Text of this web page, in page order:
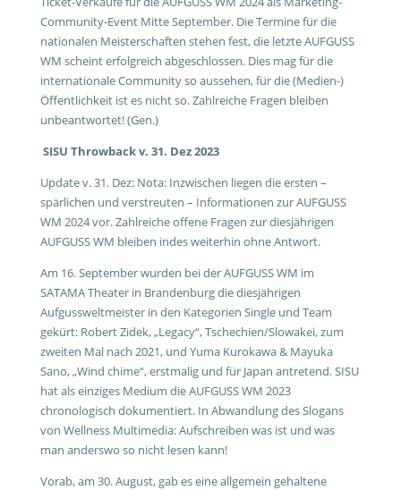
Community-Event Mitte September. Die Termine für die
nationalen Meisterschaften stehen fest, die letzte AUFGUSS
WM scheint erfolgreich abgeschlossen. Dies mag für die
internationale Community so aussehen, für die (Medien-)
Öffentlichkeit ist es nicht so. Zahlreiche Fragen bleiben
unbeantwortet! (Gen.)
SISU Throwback v. 31. Dez 2023
Update v. 31. Dez: Nota: Inzwischen liegen die ersten –
spärlichen und verstreuten – Informationen zur AUFGUSS
WM 2024 vor. Zahlreiche offene Fragen zur diesjährigen
AUFGUSS WM bleiben indes weiterhin ohne Antwort.
Am 16. September wurden bei der AUFGUSS WM im
SATAMA Theater in Brandenburg die diesjährigen
Aufgussweltmeister in den Kategorien Single und Team
gekürt: Robert Zidek, „Legacy“, Tschechien/Slowakei, zum
zweiten Mal nach 2021, und Yuma Kurokawa & Mayuka
Sano, „Wind chime“, erstmalig und für Japan antretend. SISU
hat als einziges Medium die AUFGUSS WM 2023
chronologisch dokumentiert. In Abwandlung des Slogans
von Wellness Multimedia: Aufschreiben was ist und was
man anderswo so nicht lesen kann!
Vorab, am 30. August, gab es eine allgemein gehaltene